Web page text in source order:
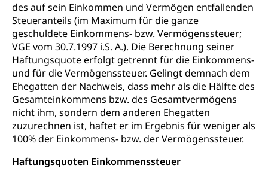
des auf sein Einkommen und Vermögen entfallenden
Steueranteils (im Maximum für die ganze
geschuldete Einkommens- bzw. Vermögenssteuer;
VGE vom 30.7.1997 i.S. A.). Die Berechnung seiner
Haftungsquote erfolgt getrennt für die Einkommens-
und für die Vermögenssteuer. Gelingt demnach dem
Ehegatten der Nachweis, dass mehr als die Hälfte des
Gesamteinkommens bzw. des Gesamtvermögens
nicht ihm, sondern dem anderen Ehegatten
zuzurechnen ist, haftet er im Ergebnis für weniger als
100% der Einkommens- bzw. der Vermögenssteuer.
Haftungsquoten Einkommenssteuer